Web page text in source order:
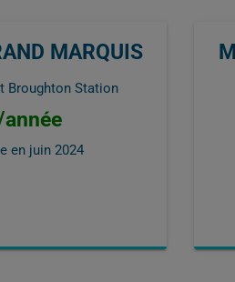
MARQUIS
Broughton Station
en juin 2024